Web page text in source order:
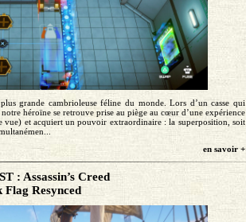
grande cambrioleuse féline du monde. Lors d’un casse qui
héroïne se retrouve prise au piège au cœur d’une expérience
vue) et acquiert un pouvoir extraordinaire : la superposition, soit
en savoir +
: Assassin’s Creed
Flag Resynced